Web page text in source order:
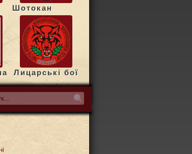
Шотокан
Лицарські бої